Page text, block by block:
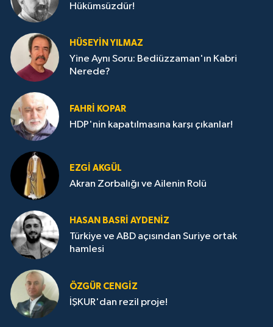
Hükümsüzdür!
HÜSEYIN YILMAZ
Yine Aynı Soru: Bediüzzaman'ın Kabri
Nerede?
FAHRI KOPAR
HDP'nin kapatılmasına karşı çıkanlar!
EZGI AKGÜL
Akran Zorbalığı ve Ailenin Rolü
HASAN BASRI AYDENIZ
Türkiye ve ABD açısından Suriye ortak
hamlesi
ÖZGÜR CENGIZ
İŞKUR'dan rezil proje!